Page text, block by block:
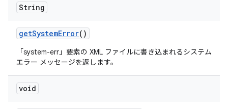
String
getSystemError()
「system-err」要素の XML ファイルに書き込まれるシステム
エラー メッセージを返します。
void